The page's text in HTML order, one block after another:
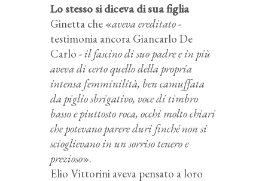
Lo stesso si diceva di sua figlia
Ginetta che «aveva ereditato-
testimonia ancora Giancarlo De
Carlo -il fascino di suo padre e in più
aveva di certo quello della propria
intensa femminilità, ben camuffata
da piglio sbrigativo, voce di timbro
basso e piuttosto roca, occhi molto chiari
che potevano parere duri finché non si
scioglievano in un sorriso tenero e
prezioso».
Elio Vittorini aveva pensato a loro